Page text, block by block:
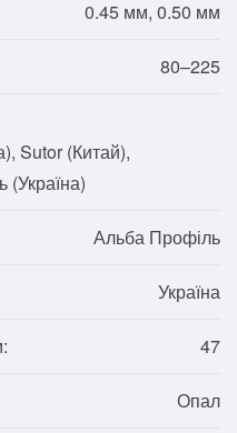
0.45 мм, 0.50 мм
80–225
Sutor (Китай),
Альба Профіль
Україна
47
Опал